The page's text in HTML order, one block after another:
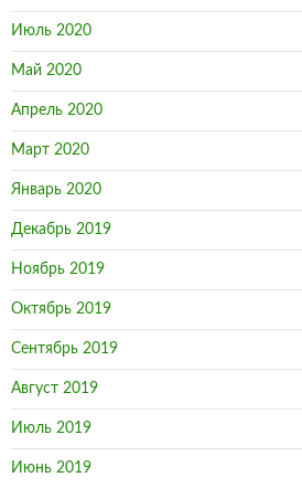
Июль 2020
Май 2020
Апрель 2020
Март 2020
Январь 2020
Декабрь 2019
Ноябрь 2019
Октябрь 2019
Сентябрь 2019
Август 2019
Июль 2019
Июнь 2019